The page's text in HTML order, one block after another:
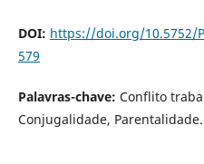
DOI: https://doi.org/10.5752/
579
Palavras-chave: Conflito
Conjugalidade, Parentalidade.